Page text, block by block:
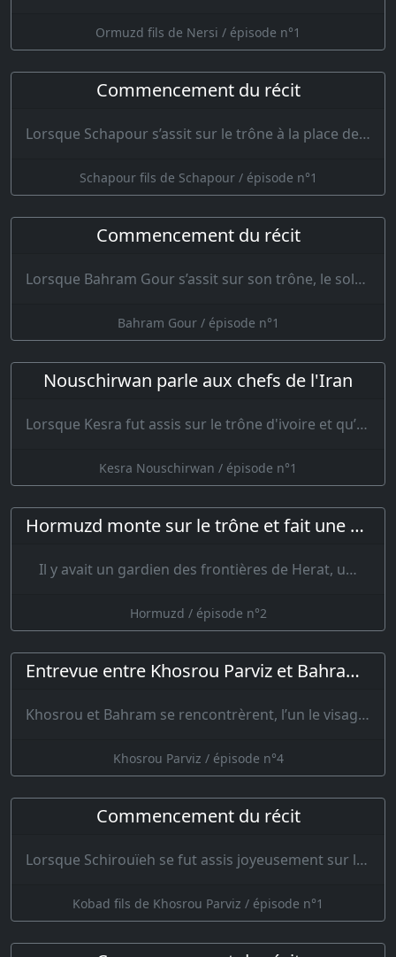
Ormuzd fils de Nersi / épisode n°1
Commencement du récit
Lorsque Schapour s’assit sur le trône à la place de son oncle, beaucoup d’Iraniens en furent cont…
Schapour fils de Schapour / épisode n°1
Commencement du récit
Lorsque Bahram Gour s’assit sur son trône, le soleil rendit hommage à sa royauté. Le roi se mit à…
Bahram Gour / épisode n°1
Nouschirwan parle aux chefs de l'Iran
Lorsque Kesra fut assis sur le trône d'ivoire et qu’il eut placé sur sa tête cett…
Kesra Nouschirwan / épisode n°1
Hormuzd monte sur le trône et fait une allocution aux chefs des armées
Il y avait un gardien des frontières de Herat, u…
Hormuzd / épisode n°2
Entrevue entre Khosrou Parviz et Bahram Djoubineh
Khosrou et Bahram se rencontrèrent, l’un le visage ouvert et l’autre …
Khosrou Parviz / épisode n°4
Commencement du récit
Lorsque Schirouïeh se fut assis joyeusement sur le trône, il plaça sur sa tête cette couronne des…
Kobad fils de Khosrou Parviz / épisode n°1